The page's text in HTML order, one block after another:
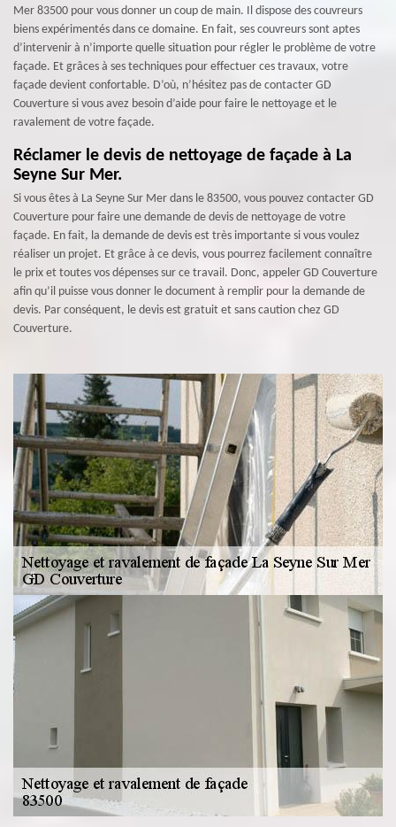
Mer 83500 pour vous donner un coup de main. Il dispose des couvreurs
biens expérimentés dans ce domaine. En fait, ses couvreurs sont aptes
d’intervenir à n’importe quelle situation pour régler le problème de votre
façade. Et grâces à ses techniques pour effectuer ces travaux, votre
façade devient confortable. D’où, n’hésitez pas de contacter GD
Couverture si vous avez besoin d’aide pour faire le nettoyage et le
ravalement de votre façade.
Réclamer le devis de nettoyage de façade à La
Seyne Sur Mer.
Si vous êtes à La Seyne Sur Mer dans le 83500, vous pouvez contacter GD
Couverture pour faire une demande de devis de nettoyage de votre
façade. En fait, la demande de devis est très importante si vous voulez
réaliser un projet. Et grâce à ce devis, vous pourrez facilement connaître
le prix et toutes vos dépenses sur ce travail. Donc, appeler GD Couverture
afin qu’il puisse vous donner le document à remplir pour la demande de
devis. Par conséquent, le devis est gratuit et sans caution chez GD
Couverture.